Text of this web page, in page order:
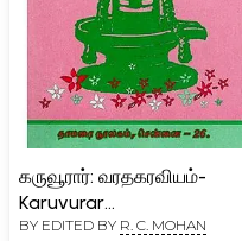
கருவூரார்: வரதகரவியம்-
Karuvurar
Varatakaraviyam- 700
BY EDITED BY R. C. MOHAN